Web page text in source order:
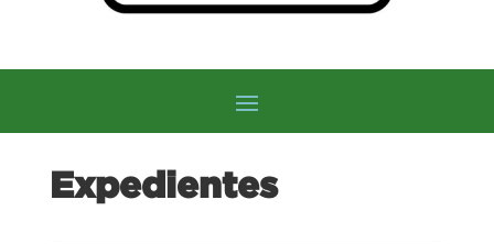
Expedientes